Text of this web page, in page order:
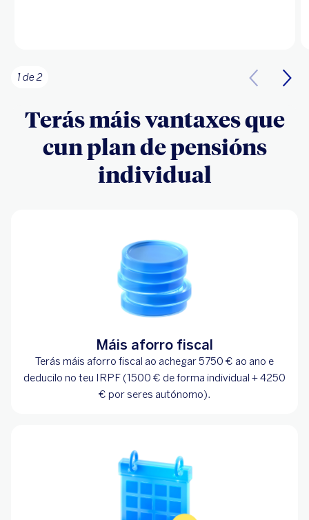
1 de 2
Terás máis vantaxes que
cun plan de pensións
individual
Máis aforro fiscal
Terás máis aforro fiscal ao achegar 5750 € ao ano e
deducilo no teu IRPF (1500 € de forma individual + 4250
€ por seres autónomo).